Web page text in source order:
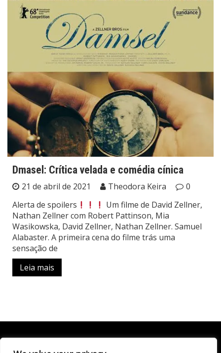
Dmasel: Crítica velada e comédia cínica
21 de abril de 2021 Theodora Keira
0
Alerta de spoilers
Um filme de David Zellner,
Nathan Zellner com Robert Pattinson, Mia
Wasikowska, David Zellner, Nathan Zellner. Samuel
Alabaster. A primeira cena do filme trás uma
sensação de
Leia mais